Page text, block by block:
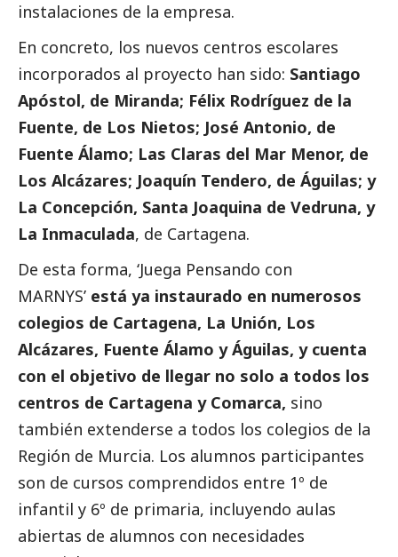
instalaciones de la empresa.
En concreto, los nuevos centros escolares
incorporados al proyecto han sido: Santiago
Apóstol, de Miranda; Félix Rodríguez de la
Fuente, de Los Nietos; José Antonio, de
Fuente Álamo; Las Claras del Mar Menor, de
Los Alcázares; Joaquín Tendero, de Águilas; y
La Concepción, Santa Joaquina de Vedruna, y
La Inmaculada, de Cartagena.
De esta forma, ‘Juega Pensando con
MARNYS’ está ya instaurado en numerosos
colegios de Cartagena, La Unión, Los
Alcázares, Fuente Álamo y Águilas, y cuenta
con el objetivo de llegar no solo a todos los
centros de Cartagena y Comarca, sino
también extenderse a todos los colegios de la
Región de Murcia. Los alumnos participantes
son de cursos comprendidos entre 1º de
infantil y 6º de primaria, incluyendo aulas
abiertas de alumnos con necesidades